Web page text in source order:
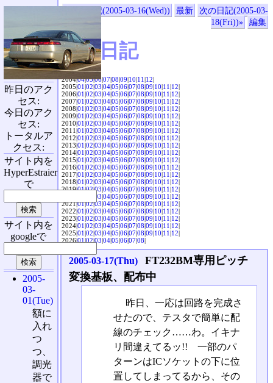
«前の日記(2005-03-16(Wed)) 最新
次の日記(2005-03-
18(Fri))»
編集
SVX日記
2004|04|05|06|07|08|09|10|11|12|
2005|01|02|03|04|05|06|07|08|09|10|11|12|
2006|01|02|03|04|05|06|07|08|09|10|11|12|
2007|01|02|03|04|05|06|07|08|09|10|11|12|
2008|01|02|03|04|05|06|07|08|09|10|11|12|
2009|01|02|03|04|05|06|07|08|09|10|11|12|
2010|01|02|03|04|05|06|07|08|09|10|11|12|
2011|01|02|03|04|05|06|07|08|09|10|11|12|
2012|01|02|03|04|05|06|07|08|09|10|11|12|
2013|01|02|03|04|05|06|07|08|09|10|11|12|
2014|01|02|03|04|05|06|07|08|09|10|11|12|
2015|01|02|03|04|05|06|07|08|09|10|11|12|
2016|01|02|03|04|05|06|07|08|09|10|11|12|
2017|01|02|03|04|05|06|07|08|09|10|11|12|
2018|01|02|03|04|05|06|07|08|09|10|11|12|
2019|01|02|03|04|05|06|07|08|09|10|11|12|
03|04|05|06|07|08|09|10|11|12|
2021|01|02|03|04|05|06|07|08|09|10|11|12|
2022|01|02|03|04|05|06|07|08|09|10|11|12|
2023|01|02|03|04|05|06|07|08|09|10|11|12|
2024|01|02|03|04|05|06|07|08|09|10|11|12|
2025|01|02|03|04|05|06|07|08|09|10|11|12|
2026|01|02|03|04|05|06|07|08|
2005-03-17(Thu)
FT232BM専用ピッチ
変換基板、配布中
昨日、一応は回路を完成さ
せたので、テスタで簡単に配
線のチェック……わ。イキナ
リ間違えてるッ!! 一部のパ
ターンはICソケットの下に位
置してしまってるから、その
昨日のアク
セス:
今日のアク
セス:
トータルア
クセス:
サイト内を
HyperEstraier
で
サイト内を
googleで
2005-
03-
01(Tue)
額に
入れ
つ
つ、
調光
器で